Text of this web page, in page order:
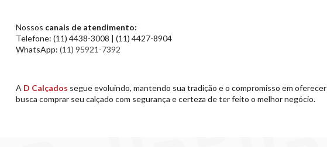
Nossos canais de atendimento:
Telefone: (11) 4438-3008 | (11) 4427-8904
WhatsApp: (11) 95921-7392
A D Calçados segue evoluindo, mantendo sua tradição e o compromisso em oferecer
busca comprar seu calçado com segurança e certeza de ter feito o melhor negócio.